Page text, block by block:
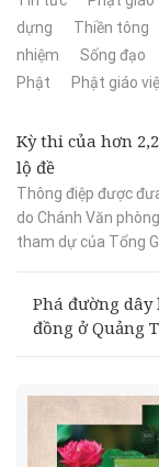
dựng
Thiền tông
nhiệm
Sống đạo
Phật
Phật giáo
Kỳ thi của hơn
lộ đề
Thông điệp được
do Chánh Văn
tham dự của Tổng
Phá đường
đồng ở Quảng